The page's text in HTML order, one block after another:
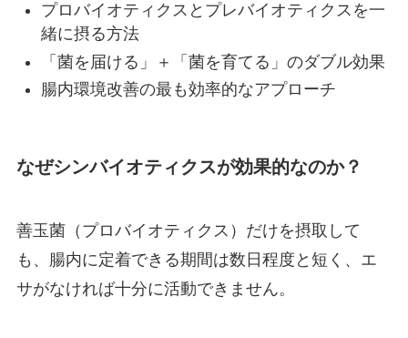
プロバイオティクスとプレバイオティクスを一
緒に摂る方法
「菌を届ける」＋「菌を育てる」のダブル効果
腸内環境改善の最も効率的なアプローチ
なぜシンバイオティクスが効果的なのか？
善玉菌（プロバイオティクス）だけを摂取して
も、腸内に定着できる期間は数日程度と短く、エ
サがなければ十分に活動できません。